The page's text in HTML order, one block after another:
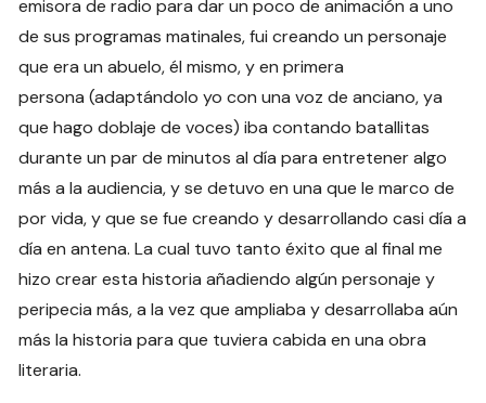
emisora de radio para dar un poco de animación a uno
de sus programas matinales, fui creando un personaje
que era un abuelo, él mismo, y en primera
persona (adaptándolo yo con una voz de anciano, ya
que hago doblaje de voces) iba contando batallitas
durante un par de minutos al día para entretener algo
más a la audiencia, y se detuvo en una que le marco de
por vida, y que se fue creando y desarrollando casi día a
día en antena. La cual tuvo tanto éxito que al final me
hizo crear esta historia añadiendo algún personaje y
peripecia más, a la vez que ampliaba y desarrollaba aún
más la historia para que tuviera cabida en una obra
literaria.